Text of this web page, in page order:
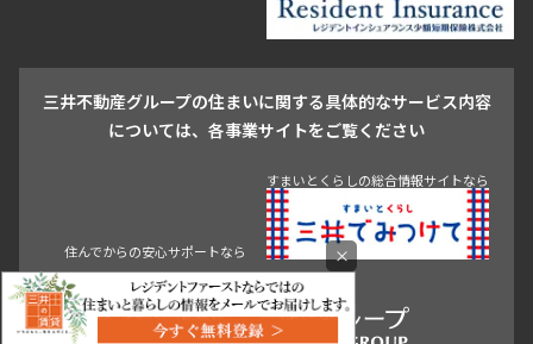
池袋・板橋・王子
青山 渋谷 東京・大手町 新宿 品川
目黒・中目黒
三井不動産グループの住まいに関する具体的なサービス内容
については、各事業サイトをご覧ください
住んでからの安心サポートなら
すまいとくらしの総合情報サイトなら
×